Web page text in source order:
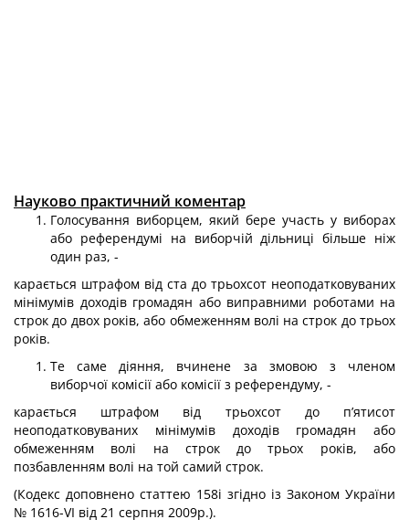
Науково практичний коментар
Голосування виборцем, який бере участь у виборах
або референдумі на ви­борчій дільниці більше ніж
один раз, -
карається штрафом від ста до трьохсот неоподатковуваних
мінімумів доходів громадян або виправними роботами на
строк до двох років, або обмеженням волі на строк до трьох
років.
Те саме діяння, вчинене за змовою з членом
виборчої комісії або комісії з референдуму, -
карається штрафом від трьохсот до п’ятисот
неоподатковуваних мінімумів доходів громадян або
обмеженням волі на строк до трьох років, або
позбавленням волі на той самий строк.
(Кодекс доповнено статтею 158і згідно із Законом України
№ 1616-VI від 21 серпня 2009р.).